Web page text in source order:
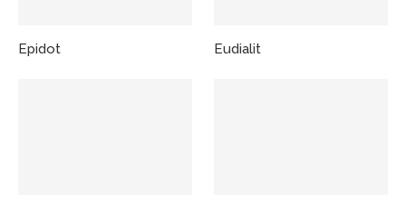
Epidot Eudialit